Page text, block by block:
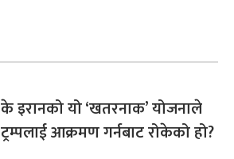
के इरानको यो ‘खतरनाक’ योजनाले
ट्रम्पलाई आक्रमण गर्नबाट रोकेको हो?